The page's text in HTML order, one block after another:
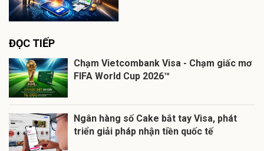
ĐỌC TIẾP
Chạm Vietcombank Visa - Chạm giấc mơ
FIFA World Cup 2026™
Ngân hàng số Cake bắt tay Visa, phát
triển giải pháp nhận tiền quốc tế